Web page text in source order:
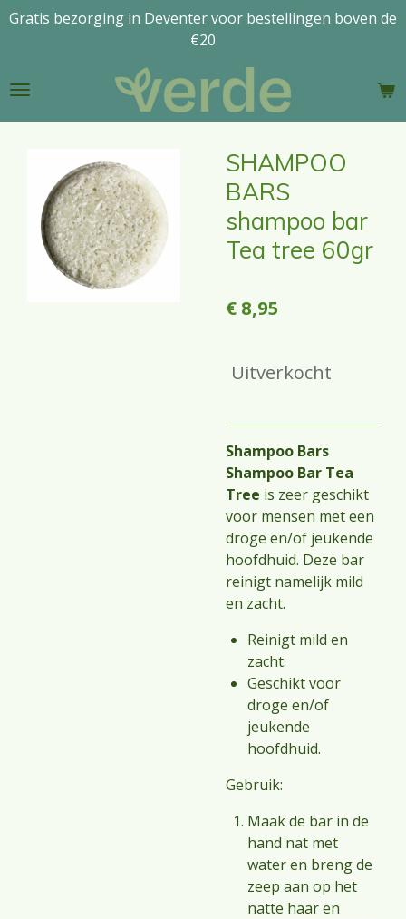
Ga
de
Gratis bezorging in Deventer voor bestellingen boven de
€20
SHAMPOO
BARS
shampoo bar
Tea tree 60gr
€ 8,95
Uitverkocht
Shampoo Bars
Shampoo Bar Tea
Tree is zeer geschikt
voor mensen met een
droge en/of jeukende
hoofdhuid. Deze bar
reinigt namelijk mild
en zacht.
Reinigt mild en
zacht.
Geschikt voor
droge en/of
jeukende
hoofdhuid.
Gebruik:
Maak de bar in de
hand nat met
water en breng de
zeep aan op het
natte haar en